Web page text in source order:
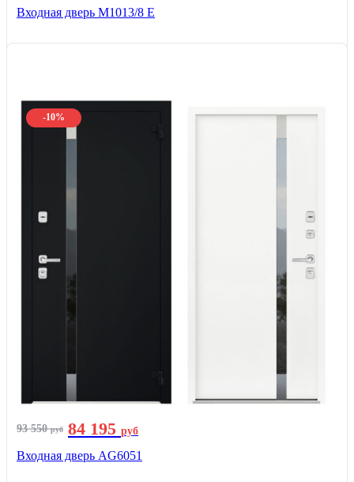
Входная дверь М1013/8 E
-10%
93 550руб 84 195 руб
Входная дверь AG6051